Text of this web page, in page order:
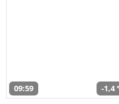
09:59 -1,4